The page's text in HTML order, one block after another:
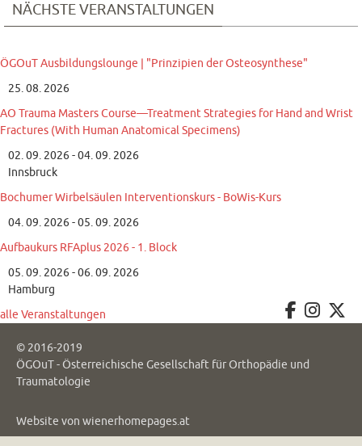
NÄCHSTE VERANSTALTUNGEN
ÖGOuT Ausbildungslounge | "Prinzipien der Osteosynthese"
25. 08. 2026
AO Trauma Masters Course—Treatment Strategies for Hand and Wrist
Fractures (With Human Anatomical Specimens)
02. 09. 2026 - 04. 09. 2026
Innsbruck
Bochumer Wirbelsäulen Interventionskurs - BoWis-Kurs
04. 09. 2026 - 05. 09. 2026
Aufbaukurs RFAplus 2026 - 1. Block
05. 09. 2026 - 06. 09. 2026
Hamburg
alle Veranstaltungen
© 2016-2019
ÖGOuT - Österreichische Gesellschaft für Orthopädie und
Traumatologie
Website von wienerhomepages.at